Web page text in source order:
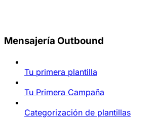
Mensajería Outbound
Tu primera plantilla
Tu Primera Campaña
Categorización de plantillas